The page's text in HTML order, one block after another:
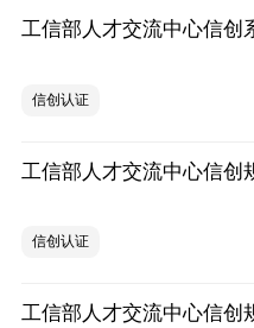
信创认证
信创认证